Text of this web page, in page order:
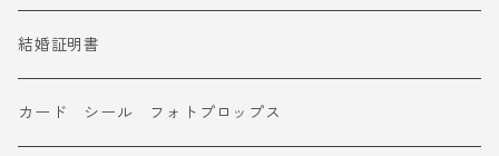
結婚証明書
カード シール フォトプロップス